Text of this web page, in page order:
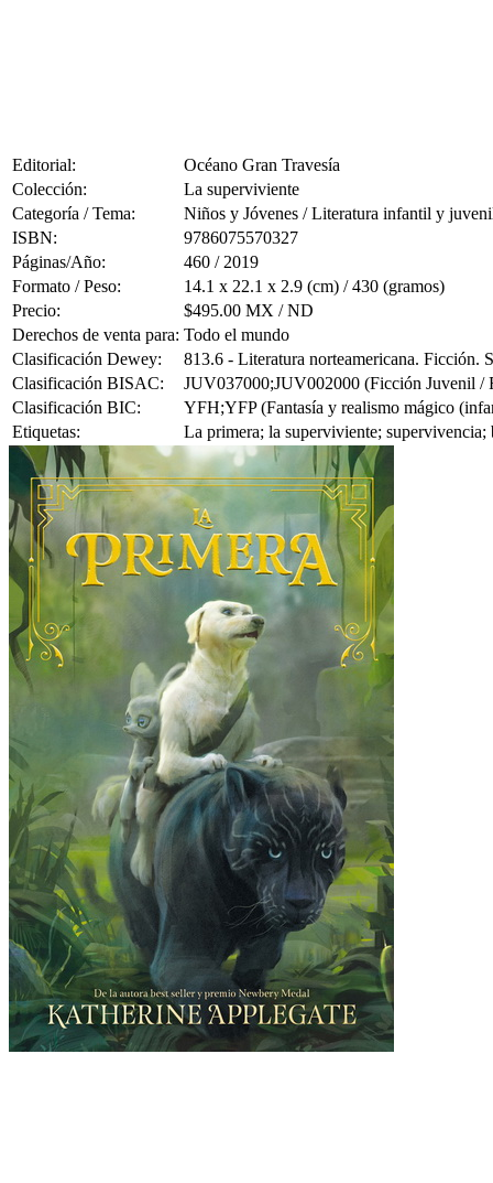
Editorial:
Océano Gran Travesía
Colección:
La superviviente
Categoría / Tema:
Niños y Jóvenes / Literatura infantil y
ISBN:
9786075570327
Páginas/Año:
460 / 2019
Formato / Peso:
14.1 x 22.1 x 2.9 (cm) / 430 (gramos)
Precio:
$495.00 MX / ND
Derechos de venta para: Todo el mundo
Clasificación Dewey:
813.6 - Literatura norteamericana. Ficción.
Clasificación BISAC:
JUV037000;JUV002000 (Ficción Juvenil /
Clasificación BIC:
YFH;YFP (Fantasía y realismo mágico
Etiquetas:
La primera; la superviviente;